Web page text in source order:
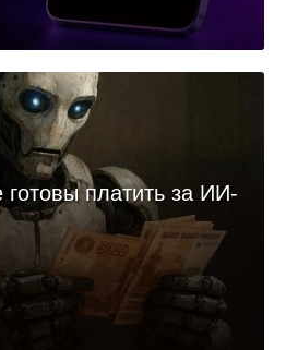
готовы платить за ИИ-